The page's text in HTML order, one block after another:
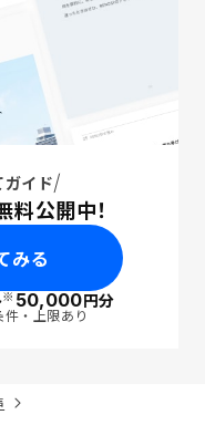
イド
公開中！
みる
※50,000円分
・上限あり